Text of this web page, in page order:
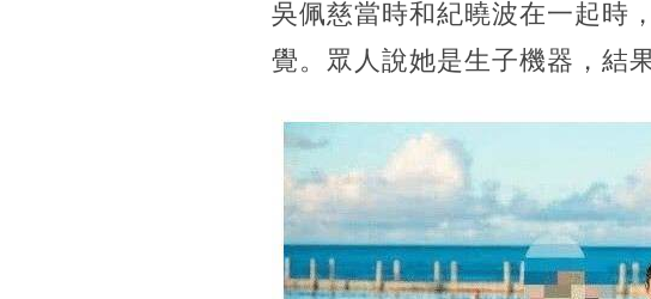
吳佩慈當時和紀曉波在一起時
覺。眾人說她是生子機器，結